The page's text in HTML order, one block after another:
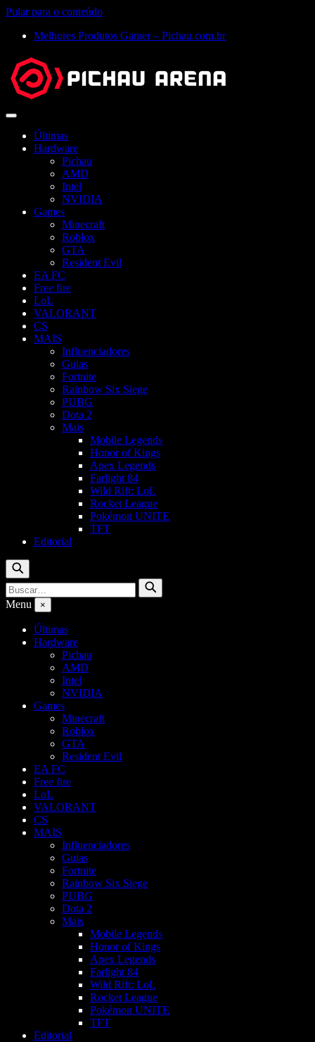
Pular para o conteúdo
Melhores Produtos Gamer – Pichau.com.br
Abrir
Últimas
Hardware
Pichau
AMD
Intel
NVIDIA
Games
Minecraft
Roblox
GTA
Resident Evil
EA FC
Free fire
LoL
VALORANT
CS
MAIS
Influenciadores
Guias
Fortnite
Rainbow Six Siege
PUBG
Dota 2
Mais
Mobile Legends
Honor of Kings
Apex Legends
Farlight 84
Wild Rift: LoL
Rocket League
Pokémon UNITE
TFT
Editorial
Buscar
Buscar
por:
Buscar
Menu ×
Últimas
Hardware
Pichau
AMD
Intel
NVIDIA
Games
Minecraft
Roblox
GTA
Resident Evil
EA FC
Free fire
LoL
VALORANT
CS
MAIS
Influenciadores
Guias
Fortnite
Rainbow Six Siege
PUBG
Dota 2
Mais
Mobile Legends
Honor of Kings
Apex Legends
Farlight 84
Wild Rift: LoL
Rocket League
Pokémon UNITE
TFT
Editorial